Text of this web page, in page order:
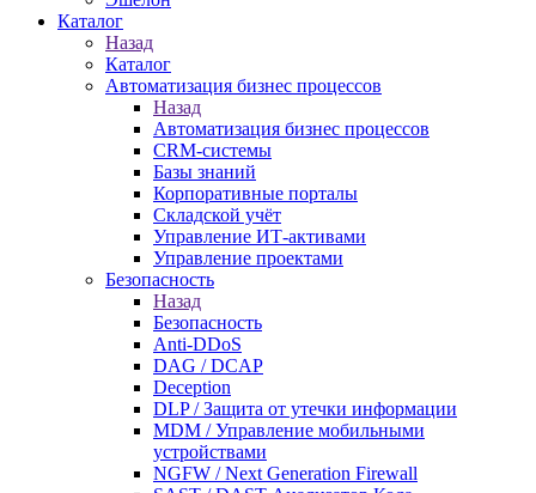
Каталог
Назад
Каталог
Автоматизация бизнес процессов
Назад
Автоматизация бизнес процессов
CRM-системы
Базы знаний
Корпоративные порталы
Складской учёт
Управление ИТ-активами
Управление проектами
Безопасность
Назад
Безопасность
Anti-DDoS
DAG / DCAP
Deception
DLP / Защита от утечки информации
MDM / Управление мобильными
устройствами
NGFW / Next Generation Firewall